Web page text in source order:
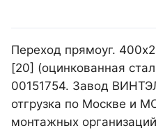
Переход прямоуг.
[20] (оцинкованная
00151754. Завод
отгрузка по Москве и
монтажных